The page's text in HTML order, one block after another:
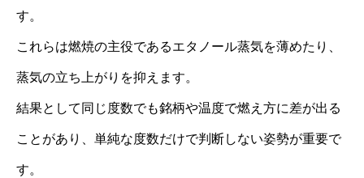
す。
これらは燃焼の主役であるエタノール蒸気を薄めたり、
蒸気の立ち上がりを抑えます。
結果として同じ度数でも銘柄や温度で燃え方に差が出る
ことがあり、単純な度数だけで判断しない姿勢が重要で
す。